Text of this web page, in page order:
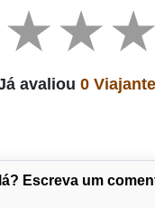
avaliou 0
Escreva um